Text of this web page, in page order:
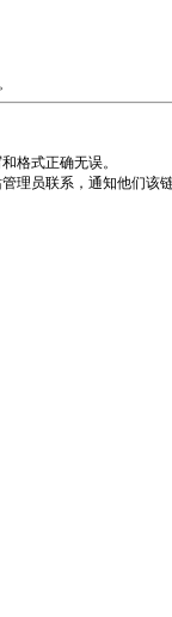
格式正确无误。
理员联系，通知他们该